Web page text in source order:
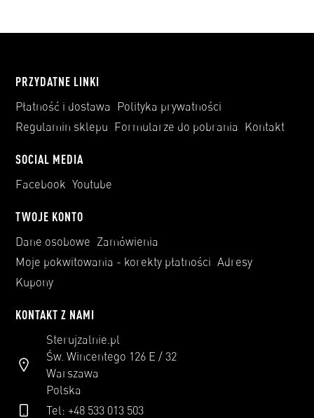
PRZYDATNE LINKI
Płatność i dostawa Polityka prywatności
Regulamin sklepu Formularze do pobrania Kontakt
SOCIAL MEDIA
Facebook Youtube
TWOJE KONTO
Dane osobowe Zamówienia
Moje pokwitowania - korekty płatności Adresy
Kupony
KONTAKT Z NAMI
Sterujzalnie.pl
Św. Wincentego 126 E / 32
Warszawa
Polska
Tel: +48 533 013 503